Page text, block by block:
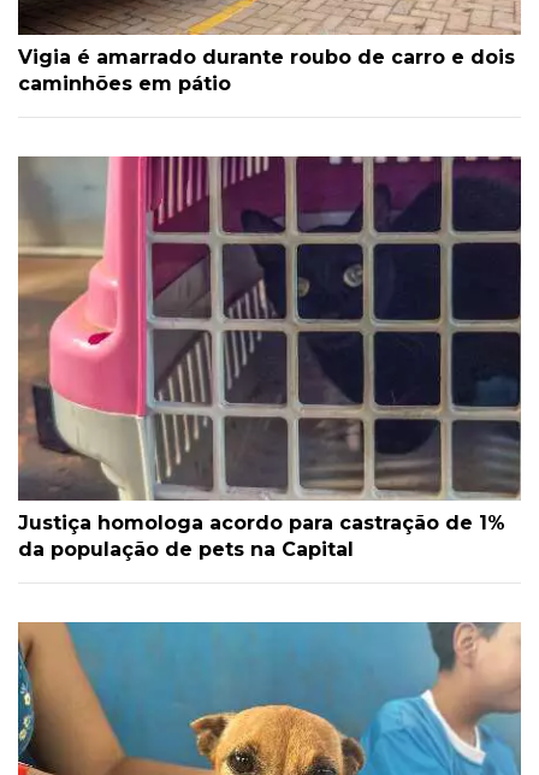
Vigia é amarrado durante roubo de carro e dois
caminhões em pátio
Justiça homologa acordo para castração de 1%
da população de pets na Capital